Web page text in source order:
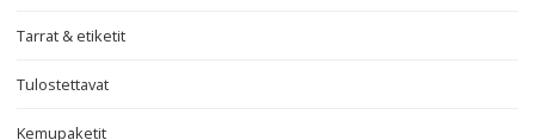
Tarrat & etiketit
Tulostettavat
Kemupaketit